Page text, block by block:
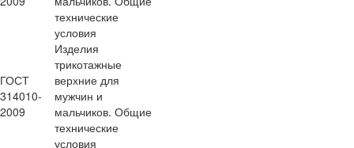
технические
условия
ГОСТ
314010-
2009
Изделия
трикотажные
верхние для
мужчин и
мальчиков. Общие
технические
условия